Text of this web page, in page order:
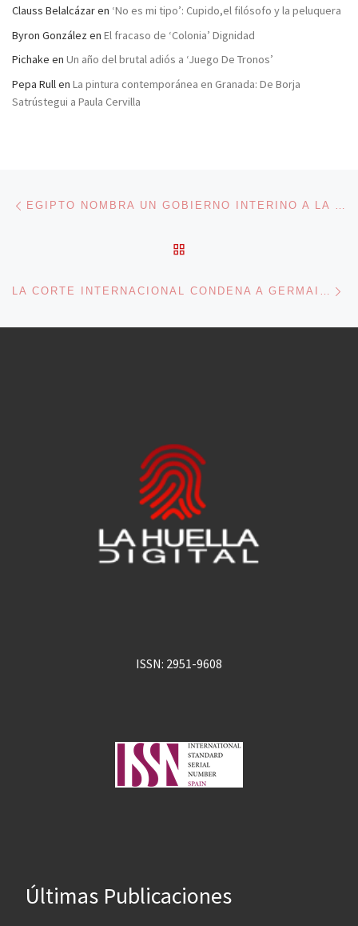
Clauss Belalcázaren ‘No es mi tipo’: Cupido,el filósofo y la peluquera
Byron González en El fracaso de ‘Colonia’ Dignidad
Pichake en Un año del brutal adiós a ‘Juego De Tronos’
Pepa Rullen La pintura contemporánea en Granada: De Borja
Satrústegui a Paula Cervilla
Navegación de entradas EGIPTO NOMBRA UN GOBIERNO INTERINO A LA ESPERA DE NUEVAS ELECCIONES
LA CORTE INTERNACIONAL CONDENA A GERMAIN KATANGA
ISSN: 2951-9608
Últimas Publicaciones